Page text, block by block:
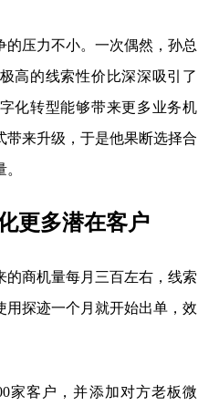
压力不小。一次偶然，孙总
高的线索性价比深深吸引了
化转型能够带来更多业务机
带来升级，于是他果断选择合
更多潜在客户
的商机量每月三百左右，线索
用探迹一个月就开始出单，效
家客户，并添加对方老板微